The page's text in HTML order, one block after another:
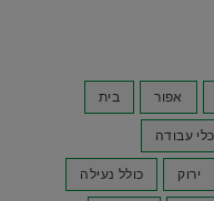
אפור בית
עבודה
ירוק כולל נעילה